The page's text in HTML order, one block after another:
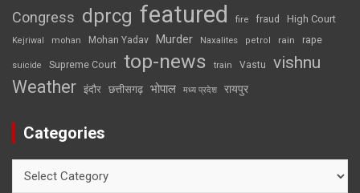
Congress dprcg featured fire fraud High Court
Kejriwal mohan Mohan Yadav Murder Naxalites petrol rain rape
suicide Supreme Court top-news train Vastu vishnu
Weather इंदौर छत्तीसगढ़ भोपाल मध्य प्रदेश रायपुर
Categories